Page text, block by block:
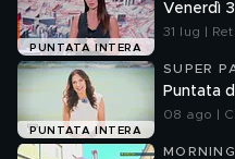
PUNTATA INTERA
Venerdì
31 lug |
PUNTATA INTERA
SUPER
Puntata
08 ago |